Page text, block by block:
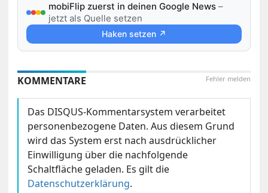
mobiFlip zuerst in deinen Google News –
jetzt als Quelle setzen
Haken setzen ↗
Fehler melden
KOMMENTARE
Das DISQUS-Kommentarsystem verarbeitet
personenbezogene Daten. Aus diesem Grund
wird das System erst nach ausdrücklicher
Einwilligung über die nachfolgende
Schaltfläche geladen. Es gilt die
Datenschutzerklärung.